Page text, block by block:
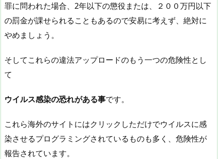
罪に問われた場合、2年以下の懲役または、２００万円以下
の罰金が課せられることもあるので安易に考えず、絶対に
やめましょう。
そしてこれらの違法アップロードのもう一つの危険性とし
て
ウイルス感染の恐れがある事です。
これら海外のサイトにはクリックしただけでウイルスに感
染させるプログラミングされているものも多く、危険性が
報告されています。